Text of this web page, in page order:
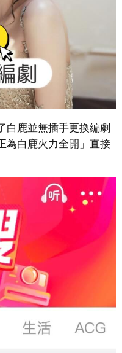
白鹿並無插手更換編劇
為白鹿火力全開」直接